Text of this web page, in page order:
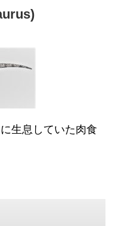
生息していた肉食